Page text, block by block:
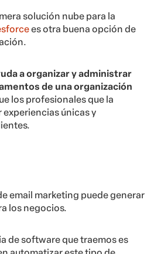
solución nube para la
es otra buena opción de
a organizar y administrar
de una organización
los profesionales que la
únicas y
email marketing puede generar
los negocios.
de software que traemos es